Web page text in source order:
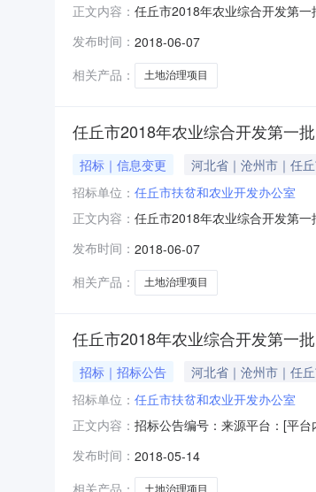
正文内容： 任丘市2018年农业综合开发第
农业开发办公室招标人联系方
楼招标代理机构联系方式:0317-
发布时间： 2018-06-07
相关产品：
土地治理项目
任丘市2018年农业综合开发第一
招标｜信息变更 河北省｜沧州市｜任
招标单位： 任丘市扶贫和农业开发办公室
正文内容： 任丘市2018年农业综合开发第
设招标有限公司招标代理机构地
发布时间： 2018-06-07
相关产品：
土地治理项目
任丘市2018年农业综合开发第一
招标｜招标公告 河北省｜沧州市｜任
招标单位： 任丘市扶贫和农业开发办公室
正文内容： 招标公告编号：来源平台：[平
业/农业所属地区：沧州市-任丘
理
发布时间： 2018-05-14
土地治理项目